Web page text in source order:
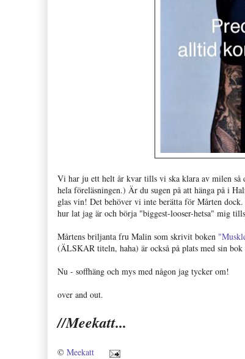
Vi har ju ett helt år kvar tills vi ska klara av milen så
hela föreläsningen.) Är du sugen på att hänga på i
glas vin! Det behöver vi inte berätta för Mårten
hur lat jag är och börja "biggest-looser-hetsa" mig
Mårtens briljanta fru Malin som skrivit boken
(ÄLSKAR titeln, haha) är också på plats med sin
Nu - soffhäng och mys med någon jag tycker om!
over and out.
//Meekatt...
© Meekatt